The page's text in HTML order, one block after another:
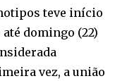
teve início
domingo (22)
vez, a união